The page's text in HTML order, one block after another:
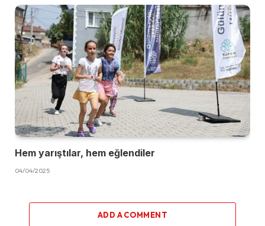
Hem yarıştılar, hem eğlendiler
04/04/2025
ADD A COMMENT